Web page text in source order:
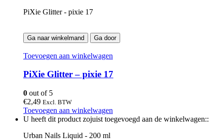
PiXie Glitter - pixie 17
Ga naar winkelmand Ga door
Toevoegen aan winkelwagen
PiXie Glitter – pixie 17
0 out of 5
€2,49 Excl. BTW
Toevoegen aan winkelwagen
U heeft dit product zojuist toegevoegd aan de winkelwagen::
Urban Nails Liquid - 200 ml